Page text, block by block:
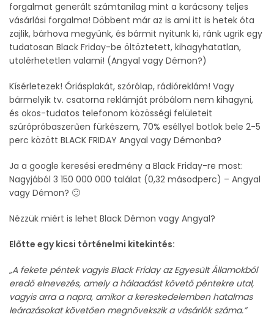
forgalmat generált számtanilag mint a karácsony teljes
vásárlási forgalma! Döbbent már az is ami itt is hetek óta
zajlik, bárhova megyünk, és bármit nyitunk ki, ránk ugrik egy
tudatosan Black Friday-be öltöztetett, kihagyhatatlan,
utolérhetetlen valami! (Angyal vagy Démon?)
Kísérletezek! Óriásplakát, szórólap, rádióreklám! Vagy
bármelyik tv. csatorna reklámját próbálom nem kihagyni,
és okos-tudatos telefonom közösségi felületeit
szúrópróbaszerűen fürkészem, 70% eséllyel botlok bele 2-5
perc között BLACK FRIDAY Angyal vagy Démonba?
Ja a google keresési eredmény a Black Friday-re most:
Nagyjából 3 150 000 000 találat (0,32 másodperc) – Angyal
vagy Démon? 🙂
Nézzük miért is lehet Black Démon vagy Angyal?
Előtte egy kicsi történelmi kitekintés:
„A fekete péntek vagyis Black Friday az Egyesült Államokból
eredő elnevezés, amely a hálaadást követő péntekre utal,
vagyis arra a napra, amikor a kereskedelemben hatalmas
leárazásokat követően megnövekszik a vásárlók száma.”